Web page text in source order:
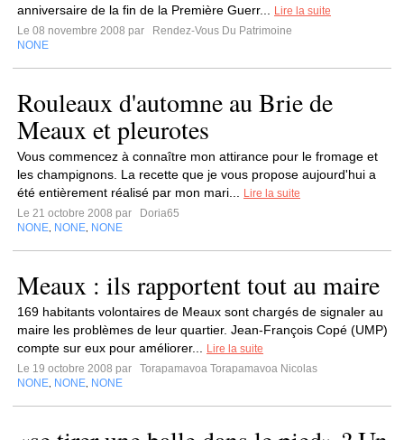
anniversaire de la fin de la Première Guerr...
Lire la suite
Le 08 novembre 2008 par
Rendez-Vous Du Patrimoine
NONE
Rouleaux d'automne au Brie de
Meaux et pleurotes
Vous commencez à connaître mon attirance pour le fromage et
les champignons. La recette que je vous propose aujourd'hui a
été entièrement réalisé par mon mari...
Lire la suite
Le 21 octobre 2008 par
Doria65
NONE NONE NONE
Meaux : ils rapportent tout au maire
169 habitants volontaires de Meaux sont chargés de signaler au
maire les problèmes de leur quartier. Jean-François Copé (UMP)
compte sur eux pour améliorer...
Lire la suite
Le 19 octobre 2008 par
Torapamavoa Torapamavoa Nicolas
NONE NONE NONE